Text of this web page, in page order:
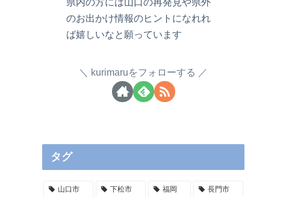
のお出かけ情報のヒントになれれ
ば嬉しいなと願っています
kurimaruをフォローする
タグ
山口市 下松市 福岡 長門市